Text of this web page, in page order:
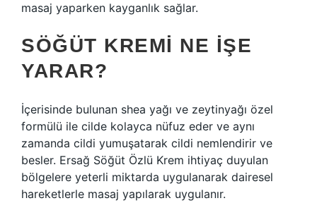
masaj yaparken kayganlık sağlar.
SÖĞÜT KREMI NE IŞE
YARAR?
İçerisinde bulunan shea yağı ve zeytinyağı özel
formülü ile cilde kolayca nüfuz eder ve aynı
zamanda cildi yumuşatarak cildi nemlendirir ve
besler. Ersağ Söğüt Özlü Krem ihtiyaç duyulan
bölgelere yeterli miktarda uygulanarak dairesel
hareketlerle masaj yapılarak uygulanır.